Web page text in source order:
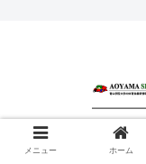
メニュー ホーム